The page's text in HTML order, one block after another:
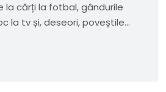
la cărți la fotbal, gândurile
la tv și, deseori, poveștile...